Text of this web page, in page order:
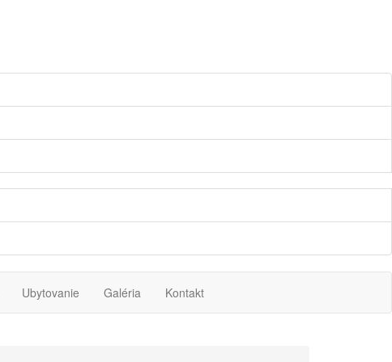
Ubytovanie Galéria Kontakt